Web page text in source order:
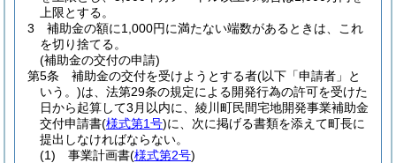
上限とする。
3
補助金の額に1,000円に満たない端数があるときは、これ
を切り捨てる。
(補助金の交付の申請)
第5条
補助金の交付を受けようとする者(以下「申請者」と
いう。)は、法第29条の規定による開発行為の許可を受けた
日から起算して3月以内に、綾川町民間宅地開発事業補助金
交付申請書(様式第1号)に、次に掲げる書類を添えて町長に
提出しなければならない。
(1)
事業計画書(様式第2号)